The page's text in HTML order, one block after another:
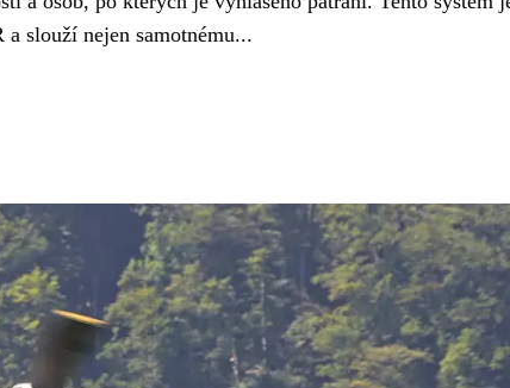
slouží nejen samotnému...